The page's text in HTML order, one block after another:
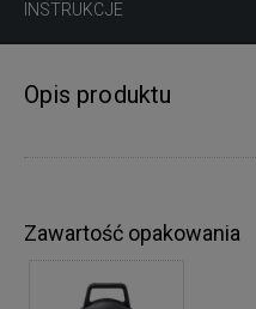
INSTRUKCJE
Opis produktu
Zawartość opakowania